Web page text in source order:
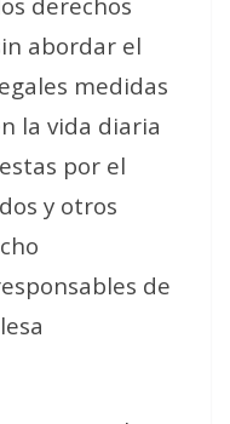
abordar el
medidas
la vida diaria
por el
y otros
de